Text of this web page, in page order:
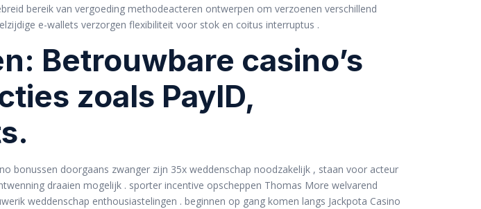
bereik van vergoeding methodeacteren ontwerpen om verzoenen verschillend
e-wallets verzorgen flexibiliteit voor stok en coitus interruptus .
Betrouwbare casino’s
zoals PayID,
bonussen doorgaans zwanger zijn 35x weddenschap noodzakelijk , staan ​​voor acteur
draaien mogelijk . sporter incentive opscheppen Thomas More welvarend
weddenschap enthousiastelingen . beginnen op gang komen langs Jackpota Casino